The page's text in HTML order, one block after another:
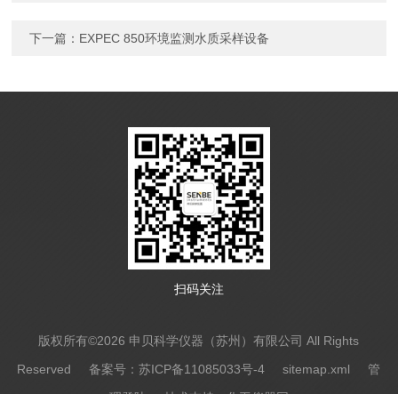
下一篇： EXPEC 850环境监测水质采样设备
扫码关注
版权所有©2026 申贝科学仪器（苏州）有限公司 All Rights
Reserved备案号：苏ICP备11085033号-4 sitemap.xml
管